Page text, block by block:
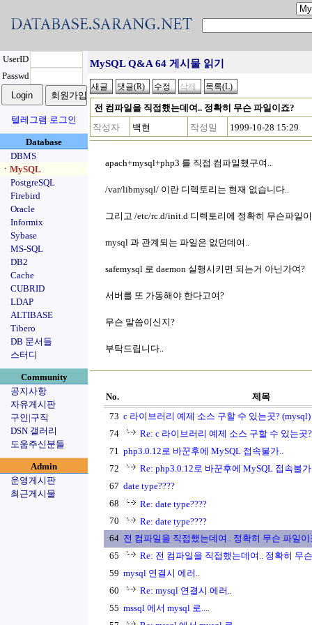
UserID
Passwd
텔레그램 로그인
Database
DBMS
ㆍMySQL
PostgreSQL
Firebird
Oracle
Informix
Sybase
MS-SQL
DB2
Cache
CUBRID
LDAP
ALTIBASE
Tibero
DB 문서들
스터디
Community
공지사항
자유게시판
구인|구직
DSN 갤러리
도움주신분들
Admin
운영게시판
최근게시물
MySQL Q&A 64 게시물 읽기
전 컴파일을 직접했는데여.. 정확히 무슨 파일이죠?
작성자
백현 작성일 1999-10-28 15:29
apach+mysql+php3 를 직접 컴파일했구여..
/var/libmysql/ 이란 디렉토리는 현재 없습니다..
그리고 /etc/rc.d/init.d 디렉토리에 정확히 무슨파일
mysql 과 관계되는 파일은 없던데여..
safemysql 로 daemon 실행시키면 되는거 아닌가여?
서버를 또 가동해야 한다고여?
무슨 말씀이신지?
부탁드립니다..
No.
제목
73 c 라이브러리 예제 소스 구할 수 있는곳? (mysql)
74
Re: c 라이브러리 예제 소스 구할 수 있는곳
71 php3.0.12로 바꾼후에 MySQL 접속불가..
72
Re: php3.0.12로 바꾼후에 MySQL 접속불
67 date type????
68
Re: date type????
70
Re: date type????
64 전 컴파일을 직접했는데여.. 정확히 무슨 파일이
65
Re: 전 컴파일을 직접했는데여.. 정확히 무
59 mysql 연결시 에러..
60
Re: mysql 연결시 에러..
55 mssql 에서 mysql 로....